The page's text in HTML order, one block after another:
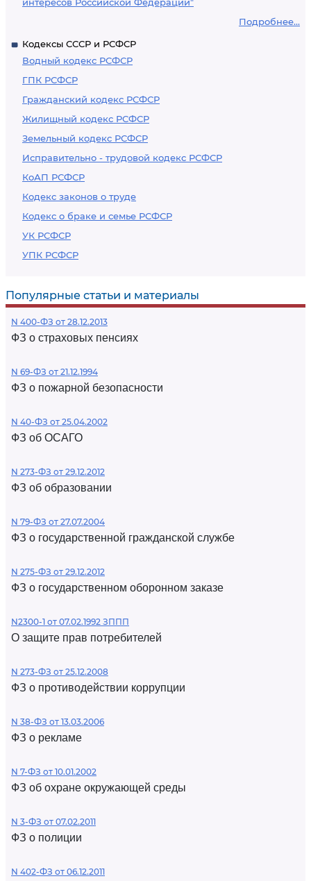
Подробнее...
Кодексы СССР и РСФСР
Водный кодекс РСФСР
ГПК РСФСР
Гражданский кодекс РСФСР
Жилищный кодекс РСФСР
Земельный кодекс РСФСР
Исправительно - трудовой кодекс РСФСР
КоАП РСФСР
Кодекс законов о труде
Кодекс о браке и семье РСФСР
УК РСФСР
УПК РСФСР
Популярные статьи и материалы
N 400-ФЗ от 28.12.2013
ФЗ о страховых пенсиях
N 69-ФЗ от 21.12.1994
ФЗ о пожарной безопасности
N 40-ФЗ от 25.04.2002
ФЗ об ОСАГО
N 273-ФЗ от 29.12.2012
ФЗ об образовании
N 79-ФЗ от 27.07.2004
ФЗ о государственной гражданской службе
N 275-ФЗ от 29.12.2012
ФЗ о государственном оборонном заказе
N2300-1 от 07.02.1992 ЗППП
О защите прав потребителей
N 273-ФЗ от 25.12.2008
ФЗ о противодействии коррупции
N 38-ФЗ от 13.03.2006
ФЗ о рекламе
N 7-ФЗ от 10.01.2002
ФЗ об охране окружающей среды
N 3-ФЗ от 07.02.2011
ФЗ о полиции
N 402-ФЗ от 06.12.2011